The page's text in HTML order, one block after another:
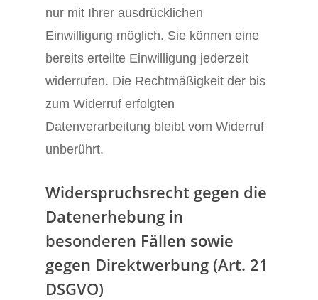
nur mit Ihrer ausdrücklichen
Einwilligung möglich. Sie können eine
bereits erteilte Einwilligung jederzeit
widerrufen. Die Rechtmäßigkeit der bis
zum Widerruf erfolgten
Datenverarbeitung bleibt vom Widerruf
unberührt.
Widerspruchsrecht gegen die
Datenerhebung in
besonderen Fällen sowie
gegen Direktwerbung (Art. 21
DSGVO)